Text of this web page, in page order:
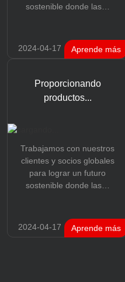
sostenible donde las…
2024-04-17 Aprende más
Proporcionando
productos...
Trabajamos con nuestros
clientes y socios globales
para lograr un futuro
sostenible donde las…
2024-04-17 Aprende más